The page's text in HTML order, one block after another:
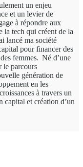
un enjeu
et un levier de
à répondre aux
la tech qui créent de la
lancé ma société
pour financer des
femmes. Né d’une
le parcours
génération de
en les
à travers un
capital et création d’un